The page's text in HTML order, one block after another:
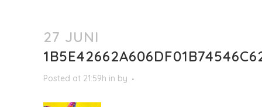
27 JUNI
Posted at 21:59h in by